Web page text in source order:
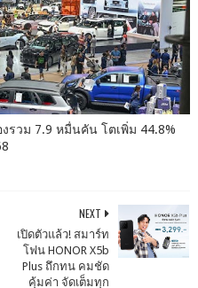
งรวม 7.9 หมื่นคัน โตเพิ่ม 44.8%
NEXT
เปิดตัวแล้ว! สมาร์ท
โฟน HONOR X5b
Plus ถึกทน คมชัด
คุ้มค่า จัดเต็มทุก